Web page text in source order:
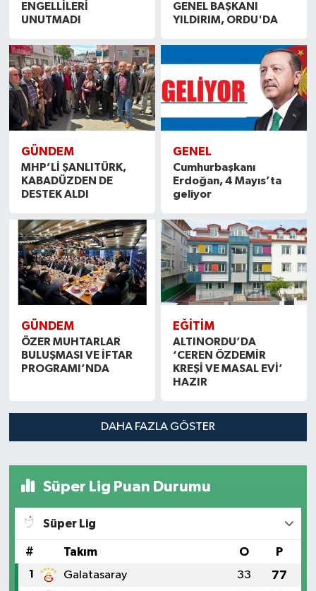
ENGELLİLERİ
UNUTMADI
GENEL BAŞKANI
YILDIRIM, ORDU'DA
GÜNDEM
MHP’Lİ ŞANLITÜRK,
KABADÜZDEN DE
DESTEK ALDI
GENEL
Cumhurbaşkanı
Erdoğan, 4 Mayıs’ta
geliyor
GÜNDEM
ÖZER MUHTARLAR
BULUŞMASI VE İFTAR
PROGRAMI’NDA
EĞİTİM
ALTINORDU’DA
‘CEREN ÖZDEMİR
KREŞİ VE MASAL EVİ’
HAZIR
DAHA FAZLA GÖSTER
Süper Lig Puan Durumu
Süper Lig
# Takım O P
1 Galatasaray 33 77